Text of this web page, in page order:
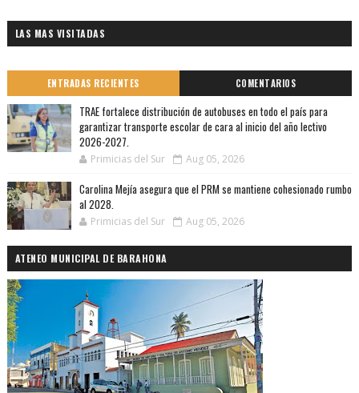
LAS MAS VISITADAS
ENTRADAS RECIENTES COMENTARIOS
TRAE fortalece distribución de autobuses en todo el país para
garantizar transporte escolar de cara al inicio del año lectivo
2026-2027.
Primicias del Sur Aug 05, 2026
Carolina Mejía asegura que el PRM se mantiene cohesionado rumbo
al 2028.
Primicias del Sur Aug 05, 2026
ATENEO MUNICIPAL DE BARAHONA